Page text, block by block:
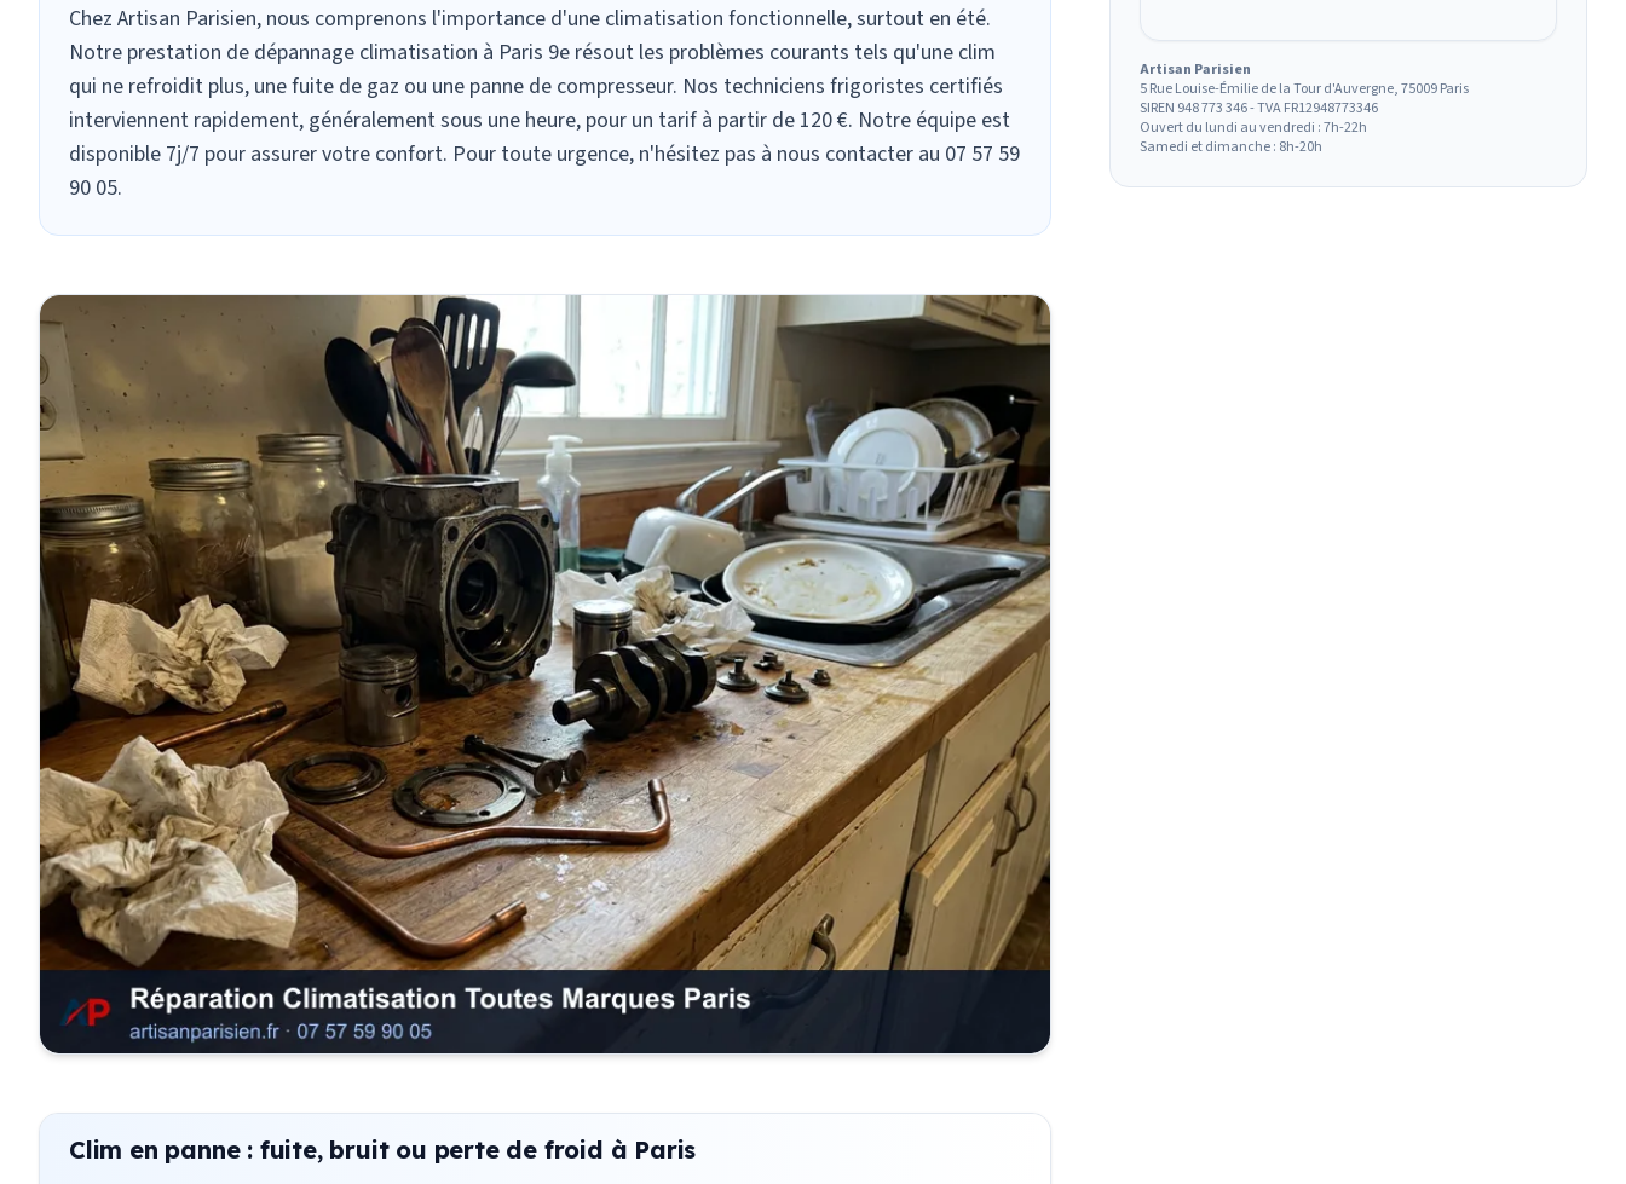
Chez Artisan Parisien, nous comprenons l'importance d'une climatisation fonctionnelle, surtout en été.
Notre prestation de dépannage climatisation à Paris 9e résout les problèmes courants tels qu'une clim
qui ne refroidit plus, unefuite de gaz ou une panne de compresseur. Nos techniciens frigoristes certifiés
interviennent rapidement, généralement sous une heure, pour un tarif à partir de 120 €. Notre équipe est
disponible 7j/7 pour assurer votre confort. Pour toute urgence, n'hésitez pas à nous contacter au 07 57 59
90 05.
Clim en panne : fuite, bruit ou perte de froid à Paris
Artisan Parisien
5 Rue Louise-Émilie de la Tour d'Auvergne, 75009 Paris
SIREN 948 773 346 - TVA FR12948773346
Ouvert du lundi au vendredi : 7h-22h
Samedi et dimanche : 8h-20h